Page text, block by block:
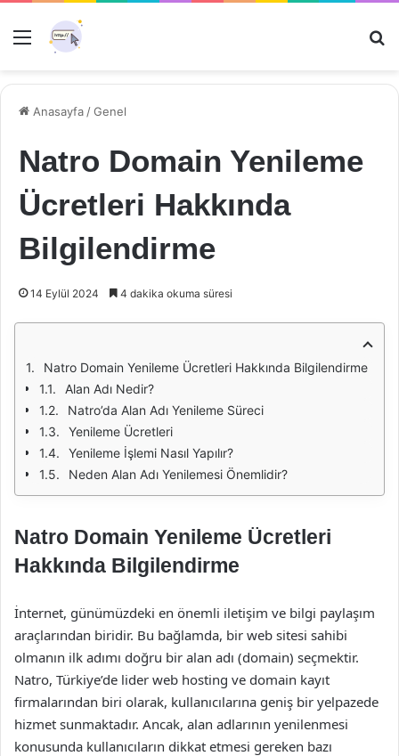
Menü
Anasayfa /Genel
Natro Domain Yenileme
Ücretleri Hakkında
Bilgilendirme
14 Eylül 2024 4 dakika okuma süresi
Natro Domain Yenileme Ücretleri Hakkında Bilgilendirme
Alan Adı Nedir?
Natro’da Alan Adı Yenileme Süreci
Yenileme Ücretleri
Yenileme İşlemi Nasıl Yapılır?
Neden Alan Adı Yenilemesi Önemlidir?
Natro Domain Yenileme Ücretleri
Hakkında Bilgilendirme
İnternet, günümüzdeki en önemli iletişim ve bilgi paylaşım
araçlarından biridir. Bu bağlamda, bir web sitesi sahibi
olmanın ilk adımı doğru bir alan adı (domain) seçmektir.
Natro, Türkiye’de lider web hosting ve domain kayıt
firmalarından biri olarak, kullanıcılarına geniş bir yelpazede
hizmet sunmaktadır. Ancak, alan adlarının yenilenmesi
konusunda kullanıcıların dikkat etmesi gereken bazı